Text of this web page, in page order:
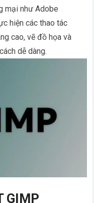
mại như Adobe
hiện các thao tác
cao, vẽ đồ họa và
dễ dàng.
GIMP